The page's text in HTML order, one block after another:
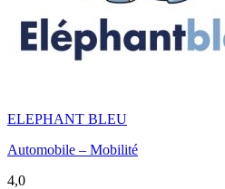
ELEPHANT BLEU
Automobile – Mobilité
4,0